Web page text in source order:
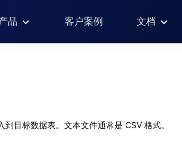
品 客户案例 文档
目标数据表。文本文件通常是 CSV 格式。